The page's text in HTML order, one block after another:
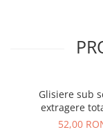
Glisiere sub
extragere
amortizare,
52,00